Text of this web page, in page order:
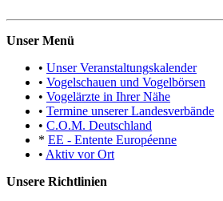
Unser Menü
• Unser Veranstaltungskalender
• Vogelschauen und Vogelbörsen
• Vogelärzte in Ihrer Nähe
• Termine unserer Landesverbände
• C.O.M. Deutschland
* EE - Entente Européenne
• Aktiv vor Ort
Unsere Richtlinien